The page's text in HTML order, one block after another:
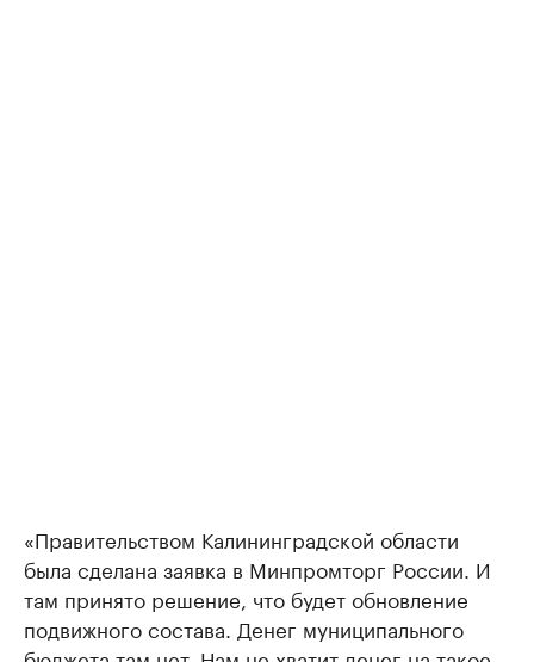
«Правительством Калининградской области
была сделана заявка в Минпромторг России. И
там принято решение, что будет обновление
подвижного состава. Денег муниципального